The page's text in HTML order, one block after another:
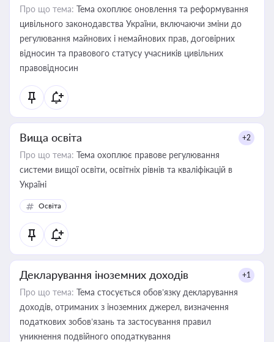
Про що тема: Тема охоплює оновлення та реформування
цивільного законодавства України, включаючи зміни до
регулювання майнових і немайнових прав, договірних
відносин та правового статусу учасників цивільних
правовідносин
Вища освіта +2
Про що тема: Тема охоплює правове регулювання
системи вищої освіти, освітніх рівнів та кваліфікацій в
Україні
Освіта
Декларування іноземних доходів +1
Про що тема: Тема стосується обов’язку декларування
доходів, отриманих з іноземних джерел, визначення
податкових зобов’язань та застосування правил
уникнення подвійного оподаткування